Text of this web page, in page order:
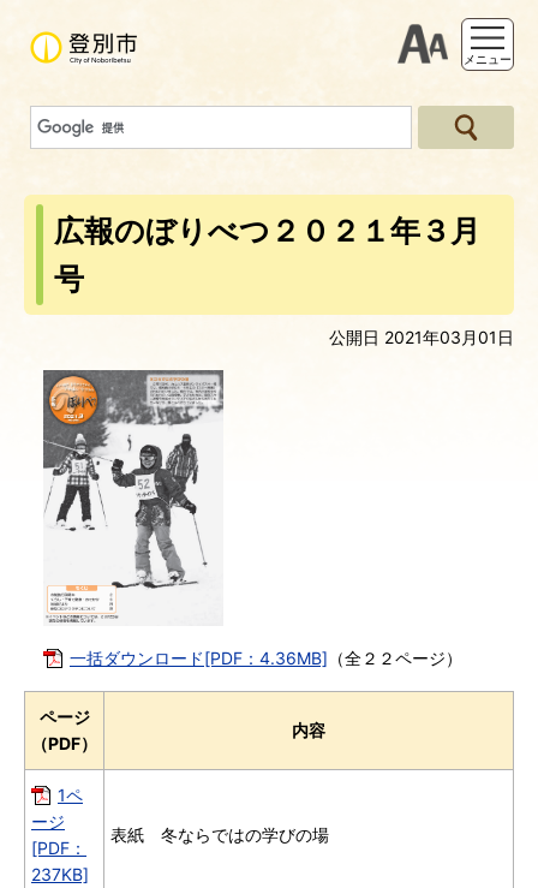
支援ツー
メニュー
広報のぼりべつ２０２１年３月
号
公開日 2021年03月01日
一括ダウンロード[PDF：4.36MB] （全２２ページ）
ページ
（PDF）
内容
1ペ
ージ
[PDF：
237KB]
表紙 冬ならではの学びの場